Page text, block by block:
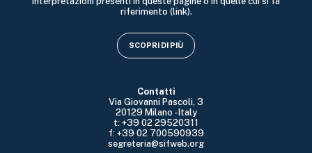
Contatti
Via Giovanni Pascoli, 3
20129 Milano - Italy
t: +39 02 29520311
f: +39 02 700590939
segreteria@sifweb.org
riferimento (link).
SCOPRI DI PIÙ